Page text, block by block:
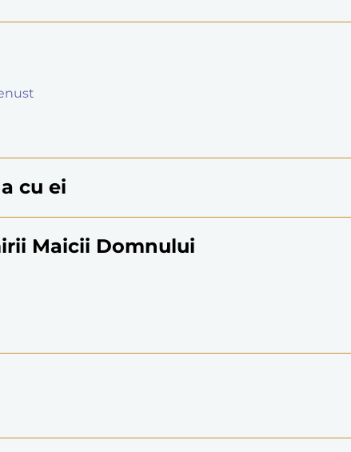
cu ei
Maicii Domnului